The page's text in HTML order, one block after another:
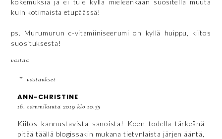
kuin kotimaista etupäässä!
ps. Murumurun c-vitamiiniseerumi on kyllä huippu, kiitos
suosituksesta!
vastaa
vastaukset
ANN-CHRISTINE
16. tammikuuta 2019 klo 10.55
Kiitos kannustavista sanoista! Koen todella tärkeänä
pitää täällä blogissakin mukana tietynlaista järjen ääntä,